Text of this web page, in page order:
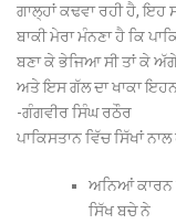
ਗਾਲ੍ਹਾਂ ਕਢਵਾ ਰਹੀ ਹੈ, ਇਹ
ਬਾਕੀ ਮੇਰਾ ਮੰਨਣਾ ਹੈ ਕਿ
ਬਣਾ ਕੇ ਭੇਜਿਆ ਸੀ ਤਾਂ ਕੇ
ਅਤੇ ਇਸ ਗੱਲ ਦਾ ਖਾਕਾ
-ਗੰਗਵੀਰ ਸਿੰਘ ਰਠੌਰ
ਪਾਕਿਸਤਾਨ ਵਿੱਚ ਸਿੱਖਾਂ
ਅਨਿਆਂ ਕਾਰਨ
ਸਿੱਖ ਬਚੇ ਨੇ